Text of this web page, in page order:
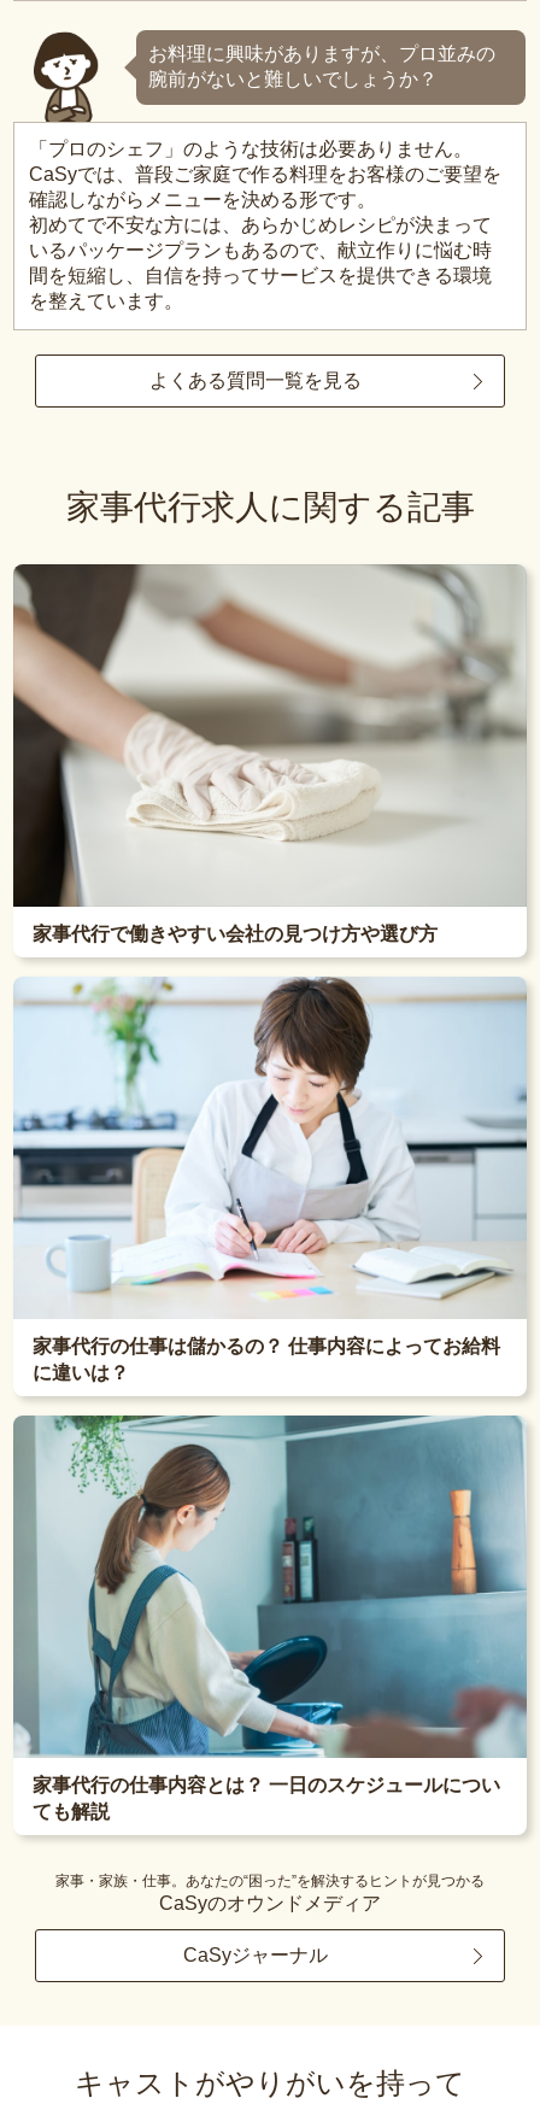
お料理に興味がありますが、プロ並みの
腕前がないと難しいでしょうか？
「プロのシェフ」のような技術は必要ありません。
CaSyでは、普段ご家庭で作る料理をお客様のご要望を
確認しながらメニューを決める形です。
初めてで不安な方には、あらかじめレシピが決まって
いるパッケージプランもあるので、献立作りに悩む時
間を短縮し、自信を持ってサービスを提供できる環境
を整えています。
よくある質問一覧を見る
家事代行求人に関する記事
家事代行で働きやすい会社の見つけ方や選び方
家事代行の仕事は儲かるの？ 仕事内容によってお給料
に違いは？
家事代行の仕事内容とは？ 一日のスケジュールについ
ても解説
家事・家族・仕事。あなたの“困った”を解決するヒントが見つかる
CaSyのオウンドメディア
CaSyジャーナル
キャストがやりがいを持って